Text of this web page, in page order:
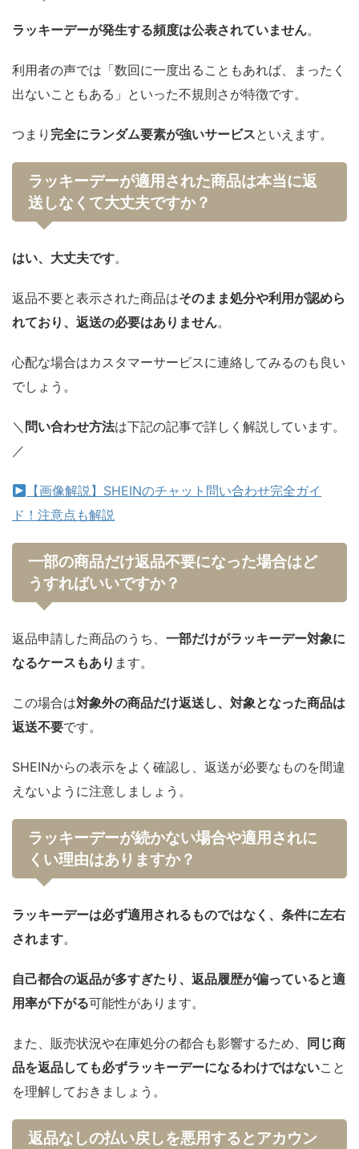
ラッキーデーが発生する頻度は公表されていません。
利用者の声では「数回に一度出ることもあれば、まったく
出ないこともある」といった不規則さが特徴です。
つまり 完全にランダム要素が強いサービスといえます。
ラッキーデーが適用された商品は本当に返
送しなくて大丈夫ですか？
はい、大丈夫です。
返品不要と表示された商品はそのまま処分や利用が認めら
れており、返送の必要はありません。
心配な場合はカスタマーサービスに連絡してみるのも良い
でしょう。
＼ 問い合わせ方法は下記の記事で詳しく解説しています。
／
【画像解説】SHEINのチャット問い合わせ完全ガイ
ド！注意点も解説
一部の商品だけ返品不要になった場合はど
うすればいいですか？
返品申請した商品のうち、 一部だけがラッキーデー対象に
なるケースもあり ます。
この場合は対象外の商品だけ返送し、対象となった商品は
返送不要です。
SHEINからの表示をよく確認し、返送が必要なものを間違
えないように注意しましょう。
ラッキーデーが続かない場合や適用されに
くい理由はありますか？
ラッキーデーは必ず適用されるものではなく、条件に左右
されます。
自己都合の返品が多すぎたり、返品履歴が偏っていると適
用率が下がる可能性があります。
また、販売状況や在庫処分の都合も影響するため、 同じ商
品を返品しても必ずラッキーデーになるわけではないこと
を理解しておきましょう。
返品なしの払い戻しを悪用するとアカウン